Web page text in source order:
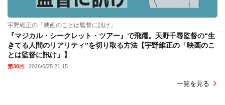
宇野維正の「映画のことは監督に訊け」
『マジカル・シークレット・ツアー』で飛躍。天野千尋監督の“生
きてる人間のリアリティ”を切り取る方法【宇野維正の「映画のこ
とは監督に訊け」】
第30回 2026/6/25 21:15
一覧を見る